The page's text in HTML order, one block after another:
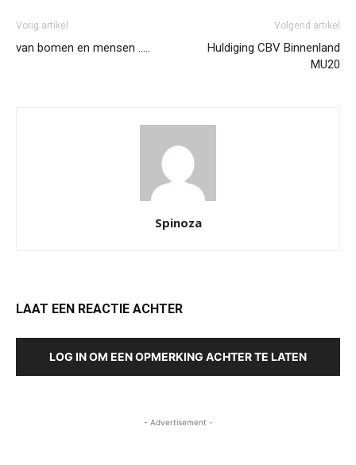
Vorig artikel
van bomen en mensen …..
Volgend artikel
Huldiging CBV Binnenland
MU20
Spinoza
LAAT EEN REACTIE ACHTER
LOG IN OM EEN OPMERKING ACHTER TE LATEN
- Advertisement -